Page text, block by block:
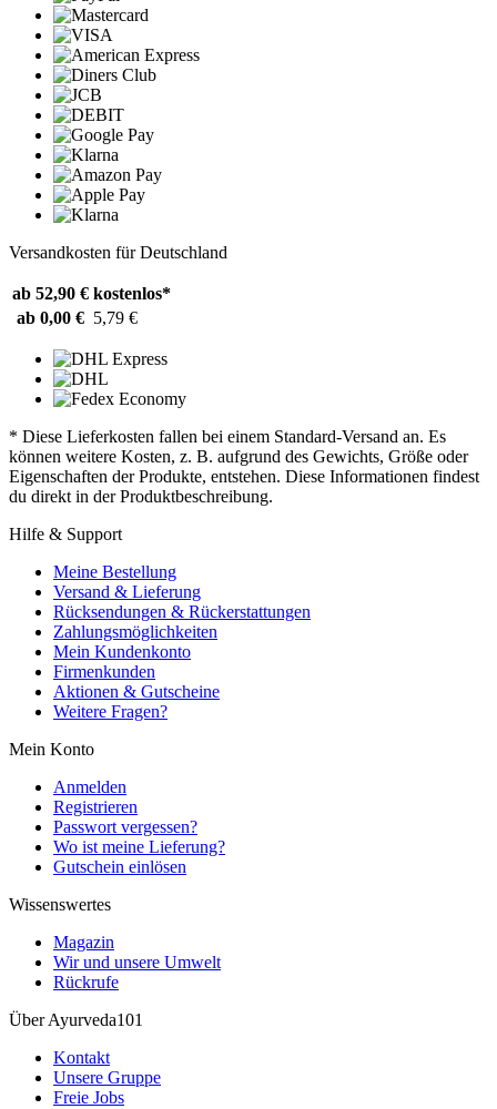
Versandkosten für Deutschland
ab 52,90 € kostenlos*
ab 0,00 € 5,79 €
* Diese Lieferkosten fallen bei einem Standard-Versand an. Es
können weitere Kosten, z. B. aufgrund des Gewichts, Größe oder
Eigenschaften der Produkte, entstehen. Diese Informationen findest
du direkt in der Produktbeschreibung.
Hilfe & Support
Meine Bestellung
Versand & Lieferung
Rücksendungen & Rückerstattungen
Zahlungsmöglichkeiten
Mein Kundenkonto
Firmenkunden
Aktionen & Gutscheine
Weitere Fragen?
Mein Konto
Anmelden
Registrieren
Passwort vergessen?
Wo ist meine Lieferung?
Gutschein einlösen
Wissenswertes
Magazin
Wir und unsere Umwelt
Rückrufe
Über Ayurveda101
Kontakt
Unsere Gruppe
Freie Jobs